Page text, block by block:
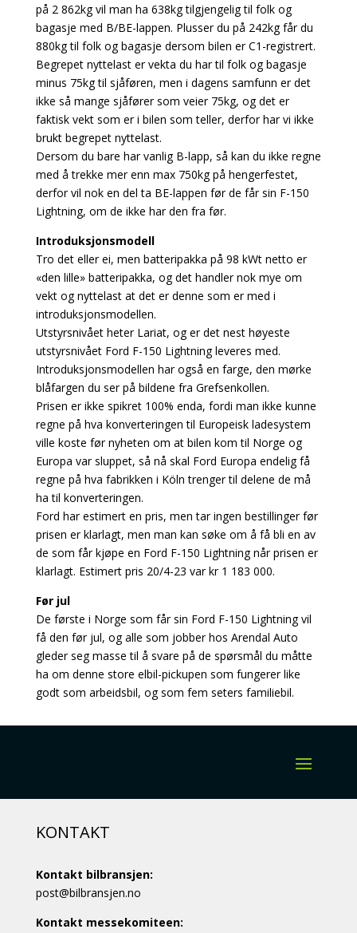
på 2 862kg vil man ha 638kg tilgjengelig til folk og
bagasje med B/BE-lappen. Plusser du på 242kg får du
880kg til folk og bagasje dersom bilen er C1-registrert.
Begrepet nyttelast er vekta du har til folk og bagasje
minus 75kg til sjåføren, men i dagens samfunn er det
ikke så mange sjåfører som veier 75kg, og det er
faktisk vekt som er i bilen som teller, derfor har vi ikke
brukt begrepet nyttelast.
Dersom du bare har vanlig B-lapp, så kan du ikke regne
med å trekke mer enn max 750kg på hengerfestet,
derfor vil nok en del ta BE-lappen før de får sin F-150
Lightning, om de ikke har den fra før.
Introduksjonsmodell
Tro det eller ei, men batteripakka på 98 kWt netto er
«den lille» batteripakka, og det handler nok mye om
vekt og nyttelast at det er denne som er med i
introduksjonsmodellen.
Utstyrsnivået heter Lariat, og er det nest høyeste
utstyrsnivået Ford F-150 Lightning leveres med.
Introduksjonsmodellen har også en farge, den mørke
blåfargen du ser på bildene fra Grefsenkollen.
Prisen er ikke spikret 100% enda, fordi man ikke kunne
regne på hva konverteringen til Europeisk ladesystem
ville koste før nyheten om at bilen kom til Norge og
Europa var sluppet, så nå skal Ford Europa endelig få
regne på hva fabrikken i Köln trenger til delene de må
ha til konverteringen.
Ford har estimert en pris, men tar ingen bestillinger før
prisen er klarlagt, men man kan søke om å få bli en av
de som får kjøpe en Ford F-150 Lightning når prisen er
klarlagt. Estimert pris 20/4-23 var kr 1 183 000.
Før jul
De første i Norge som får sin Ford F-150 Lightning vil
få den før jul, og alle som jobber hos Arendal Auto
gleder seg masse til å svare på de spørsmål du måtte
ha om denne store elbil-pickupen som fungerer like
godt som arbeidsbil, og som fem seters familiebil.
KONTAKT
Kontakt bilbransjen:
post@bilbransjen.no
Kontakt messekomiteen: